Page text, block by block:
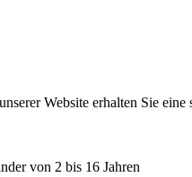
Website erhalten Sie
von 2 bis 16 Jahren